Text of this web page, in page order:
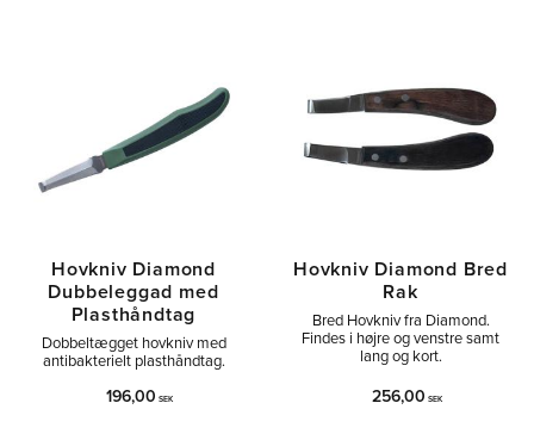
Hovkniv Diamond
Dubbeleggad med
Plasthåndtag
Dobbeltægget hovkniv med
antibakterielt plasthåndtag.
196,00 SEK
Hovkniv Diamond Bred
Rak
Bred Hovkniv fra Diamond.
Findes i højre og venstre samt
lang og kort.
256,00 SEK